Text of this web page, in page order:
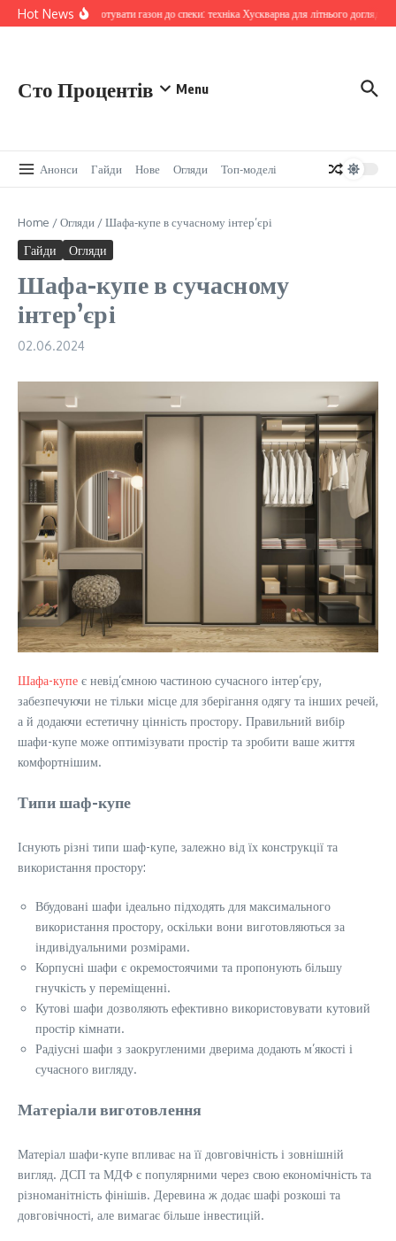
Skip to content
Hot NewsЯк підготувати газон до спеки: техніка Хускварна для літнього догляду
Сто Процентів Menu
Анонси Гайди Нове Огляди Топ-моделі
Home /Огляди /Шафа-купе в сучасному інтер’єрі
Гайди Огляди
Шафа-купе в сучасному
інтер’єрі
02.06.2024
Шафа-купе є невід’ємною частиною сучасного інтер’єру,
забезпечуючи не тільки місце для зберігання одягу та інших речей,
а й додаючи естетичну цінність простору. Правильний вибір
шафи-купе може оптимізувати простір та зробити ваше життя
комфортнішим.
Типи шаф-купе
Існують різні типи шаф-купе, залежно від їх конструкції та
використання простору:
Вбудовані шафи ідеально підходять для максимального
використання простору, оскільки вони виготовляються за
індивідуальними розмірами.
Корпусні шафи є окремостоячими та пропонують більшу
гнучкість у переміщенні.
Кутові шафи дозволяють ефективно використовувати кутовий
простір кімнати.
Радіусні шафи з заокругленими дверима додають м’якості і
сучасного вигляду.
Матеріали виготовлення
Матеріал шафи-купе впливає на її довговічність і зовнішній
вигляд. ДСП та МДФ є популярними через свою економічність та
різноманітність фінішів. Деревина ж додає шафі розкоші та
довговічності, але вимагає більше інвестицій.